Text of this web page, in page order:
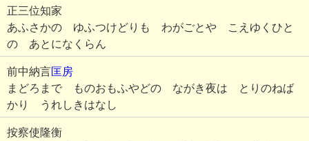
正三位知家
あふさかの ゆふつけどりも わがごとや こえゆくひと
の あとになくらん
前中納言匡房
まどろまで ものおもふやどの ながき夜は とりのねば
かり うれしきはなし
按察使隆衡